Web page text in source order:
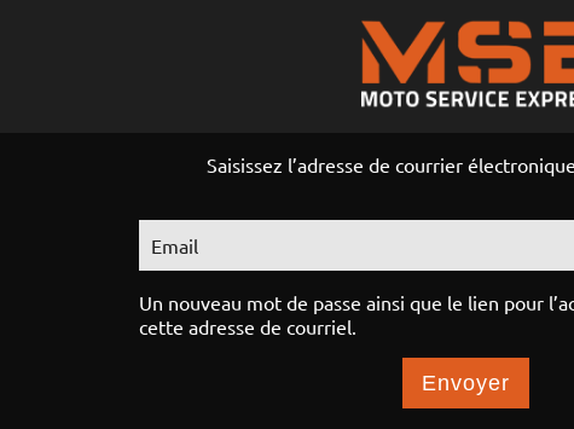
Saisissez l’adresse de courrier
Email
Un nouveau mot de passe ainsi que le lien pour
cette adresse de courriel.
Envoyer